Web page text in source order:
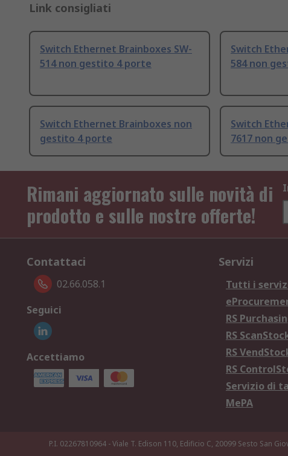
Link consigliati
Switch Ethernet Brainboxes SW-
514 non gestito 4 porte
Switch
584 non
Switch Ethernet Brainboxes non
gestito 4 porte
Switch
7617 non
Rimani aggiornato sulle novità di
prodotto e sulle nostre offerte!
Contattaci
02.66.058.1
Seguici
Accettiamo
Servizi
Tutti i
RS
RS
RS
RS
Servizio di
MePA
P.I. 02267810964 - Viale T. Edison 110, Edificio C, 20099 Sesto San